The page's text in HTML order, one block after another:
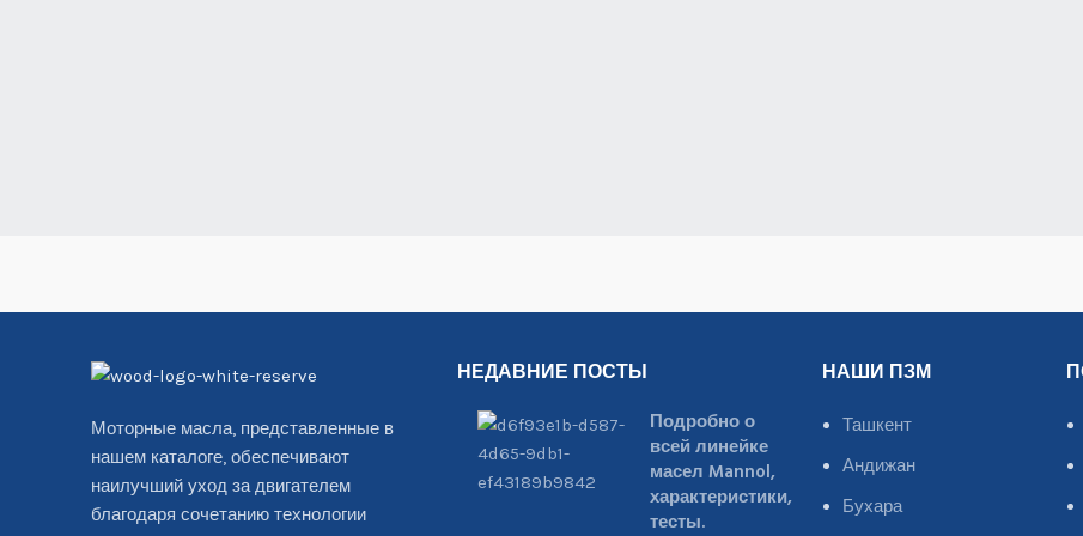
Моторные масла, представленные в
нашем каталоге, обеспечивают
наилучший уход за двигателем
благодаря сочетанию технологии
НЕДАВНИЕ ПОСТЫ
Подробно о
всей линейке
масел Mannol,
характеристики,
тесты.
НАШИ ПЗМ
Ташкент
Андижан
Бухара